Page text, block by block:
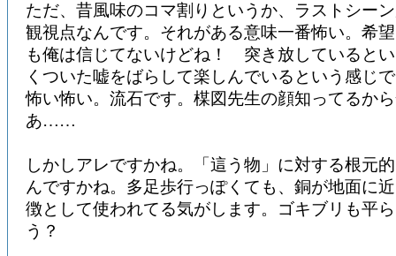
ただ、昔風味のコマ割りというか、ラストシー
観視点なんです。それがある意味一番怖い。希
も俺は信じてないけどね！ 突き放していると
くついた嘘をばらして楽しんでいるという感じ
怖い怖い。流石です。楳図先生の顔知ってるか
あ……
しかしアレですかね。「這う物」に対する根元
んですかね。多足歩行っぽくても、銅が地面に
徴として使われてる気がします。ゴキブリも平
う？